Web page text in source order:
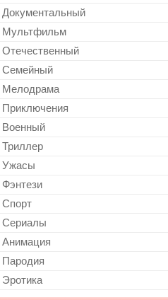
Документальный
Мультфильм
Отечественный
Cемейный
Мелодрама
Приключения
Военный
Триллер
Ужасы
Фэнтези
Спорт
Сериалы
Анимация
Пародия
Эротика